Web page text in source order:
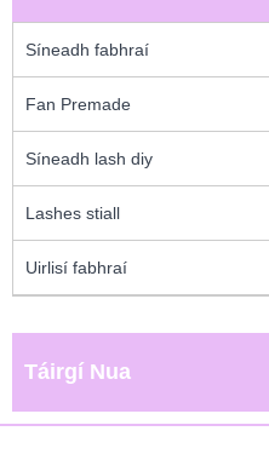
Síneadh fabhraí
Fan Premade
Síneadh lash diy
Lashes stiall
Uirlisí fabhraí
Táirgí Nua